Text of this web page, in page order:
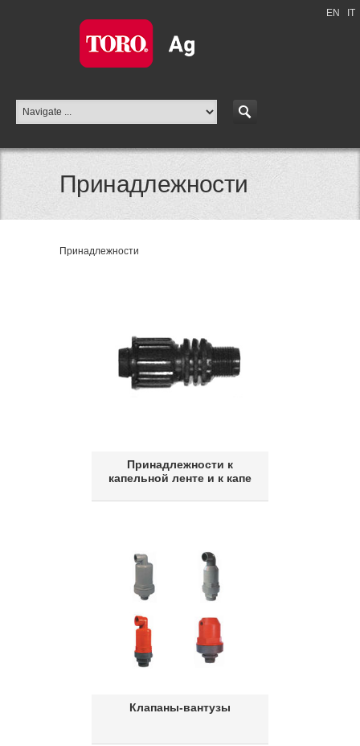
Принадлежности
Принадлежности
Принадлежности к
капельной ленте и к капе
Клапаны-вантузы
EN IT